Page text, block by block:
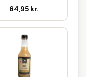
64,95 kr.